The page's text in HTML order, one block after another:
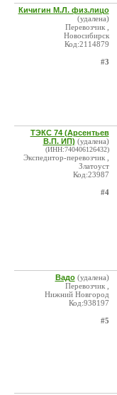
Кичигин М.Л. физ.лицо
(удалена)
Перевозчик ,
Новосибирск
Код:2114879
#3
ТЭКС 74 (Арсентьев
В.П. ИП) (удалена)
(ИНН:740406126432)
Экспедитор-перевозчик ,
Златоуст
Код:23987
#4
Вадо (удалена)
Перевозчик ,
Нижний Новгород
Код:938197
#5